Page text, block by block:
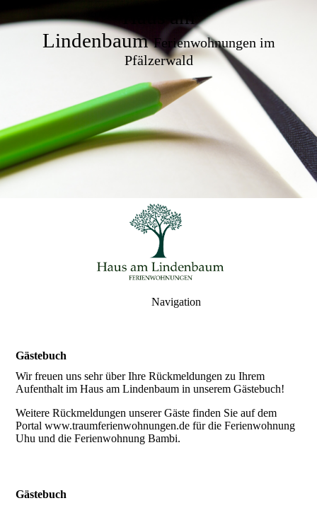
Haus am
Lindenbaum Ferienwohnungen im
Pfälzerwald
Navigation
Gästebuch
Wir freuen uns sehr über Ihre Rückmeldungen zu Ihrem
Aufenthalt im Haus am Lindenbaum in unserem Gästebuch!
Weitere Rückmeldungen unserer Gäste finden Sie auf dem
Portal www.traumferienwohnungen.de für die Ferienwohnung
Uhu und die Ferienwohnung Bambi.
Gästebuch